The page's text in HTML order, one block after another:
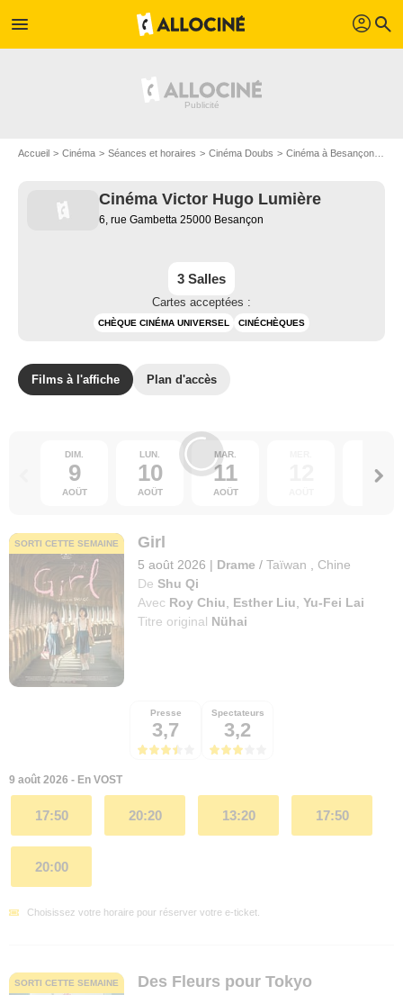
menu profil search
Accueil Cinéma Séances et horaires Cinéma Doubs Cinéma à Besançon
Cinéma Victor Hugo Lumière
6, rue Gambetta 25000 Besançon
3 Salles
Cartes acceptées :
CHÈQUE CINÉMA UNIVERSEL CINÉCHÈQUES
Films à l'affiche Plan d'accès
DIM.
9
AOÛT
LUN.
10
AOÛT
MAR.
11
AOÛT
13
SORTI CETTE SEMAINE Girl
5 août 2026 | Drame / Taïwan
Chine
De Shu Qi
Avec Roy Chiu Esther Liu ,Yu-Fei Lai
Titre original Nühai
Presse
3,7
Spectateurs
3,2
9 août 2026 - En VOST
17:50 20:20 13:20 17:50
20:00
Choisissez votre horaire pour réserver votre e-ticket.
SORTI CETTE SEMAINE Des Fleurs pour Tokyo